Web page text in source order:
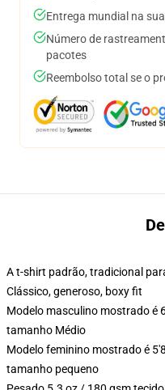
Entrega mundial na
Número de
pacotes
Reembolso total se o
A t-shirt padrão, tradicional
Clássico, generoso, boxy fit
Modelo masculino mostrado é
tamanho Médio
Modelo feminino mostrado é
tamanho pequeno